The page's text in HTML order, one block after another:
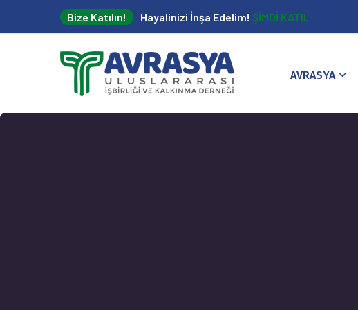
Bize Katılın! Hayalinizi İnşa Edelim! ŞİMDİ KATIL
AVRASYA